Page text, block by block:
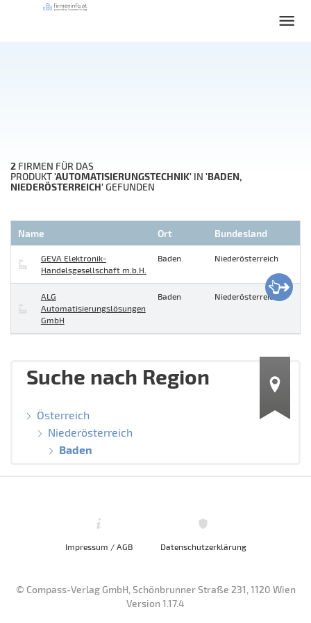
2 FIRMEN FÜR DAS
PRODUKT'AUTOMATISIERUNGSTECHNIK' IN 'BADEN,
NIEDERÖSTERREICH'GEFUNDEN
Name Ort Bundesland
GEVA Elektronik-
Handelsgesellschaft m.b.H.
Baden Niederösterreich
ALG
Automatisierungslösungen
GmbH
Baden Niederösterreich
Suche nach Region
Österreich
Niederösterreich
Baden
Impressum / AGB Datenschutzerklärung
© Compass-Verlag GmbH, Schönbrunner Straße 231, 1120 Wien
Version 1.17.4